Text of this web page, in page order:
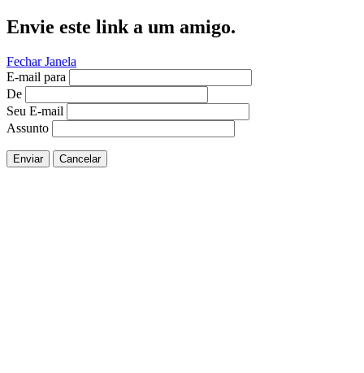
Envie este link a um amigo.
Fechar Janela
E-mail para
De
Seu E-mail
Assunto
Enviar Cancelar